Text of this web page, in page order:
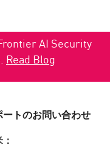
AI Security
Read Blog
ートのお問い合わせ